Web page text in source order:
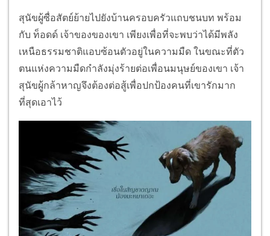
สุนัขผู้ซื่อสัตย์ย้ายไปยังบ้านครอบครัวแถบชนบท พร้อม
กับ ท็อดด์ เจ้าของของเขา เพียงเพื่อที่จะพบว่าได้มีพลัง
เหนือธรรมชาติแอบซ้อนตัวอยู่ในความมืด ในขณะที่ตัว
ตนแห่งความมืดกำลังมุ่งร้ายต่อเพื่อนมนุษย์ของเขา เจ้า
สุนัขผู้กล้าหาญจึงต้องต่อสู้เพื่อปกป้องคนที่เขารักมาก
ที่สุดเอาไว้